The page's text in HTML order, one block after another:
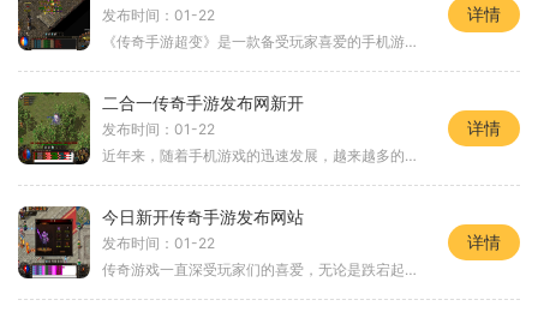
发布时间：01-22
《传奇手游超变》是一款备受玩家喜爱的手机游戏，它继承了传奇这一经典游戏的血脉，为玩家提供了精彩纷呈的游戏体验。作为一款超变版本的传奇手游，它不仅拥有原有版本的经典
详情
二合一传奇手游发布网新开
发布时间：01-22
近年来，随着手机游戏的迅速发展，越来越多的传奇游戏开始进入移动平台，并成为玩家们热衷的游戏选择。作为经典的2D游戏，传奇系列一直以其独特的玩法和极高的可玩性在玩家中广
详情
今日新开传奇手游发布网站
发布时间：01-22
传奇游戏一直深受玩家们的喜爱，无论是跌宕起伏的剧情，还是刺激的战斗玩法，都让无数玩家为之着迷。而今日，一款名为《传奇》的手游正式上线，引起了广大玩家的关注。它以其
详情